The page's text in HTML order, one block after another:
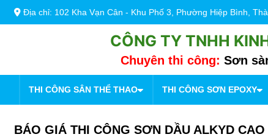
Địa chỉ: 102 Kha Vạn Cân - Khu Phố 3, Phường Hiệp Bình,
CÔNG TY TNHH
Chuyên thi công: Sơn
THI CÔNG SÂN THỂ THAO THI CÔNG SƠN EPOXY
BÁO GIÁ THI CÔNG SƠN DẦU ALKYD CAO